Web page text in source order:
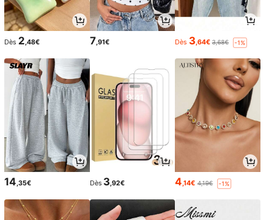
Dès 2,48€ 7,91€ Dès 3,64€ 3,68€ -1%
14,35€ Dès 3,92€ 4,14€ 4,19€ -1%